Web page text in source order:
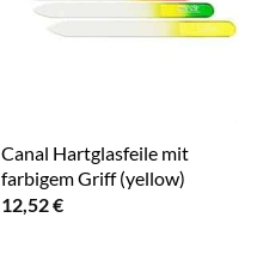
Canal Hartglasfeile mit
farbigem Griff (yellow)
12,52€